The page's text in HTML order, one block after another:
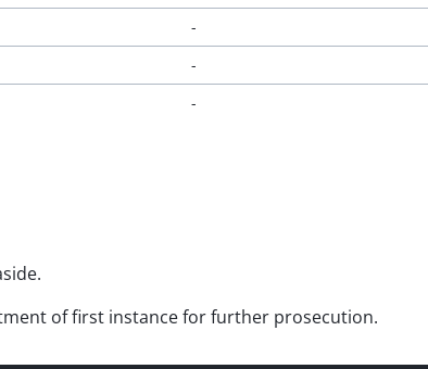
-
-
-
of first instance for further prosecution.